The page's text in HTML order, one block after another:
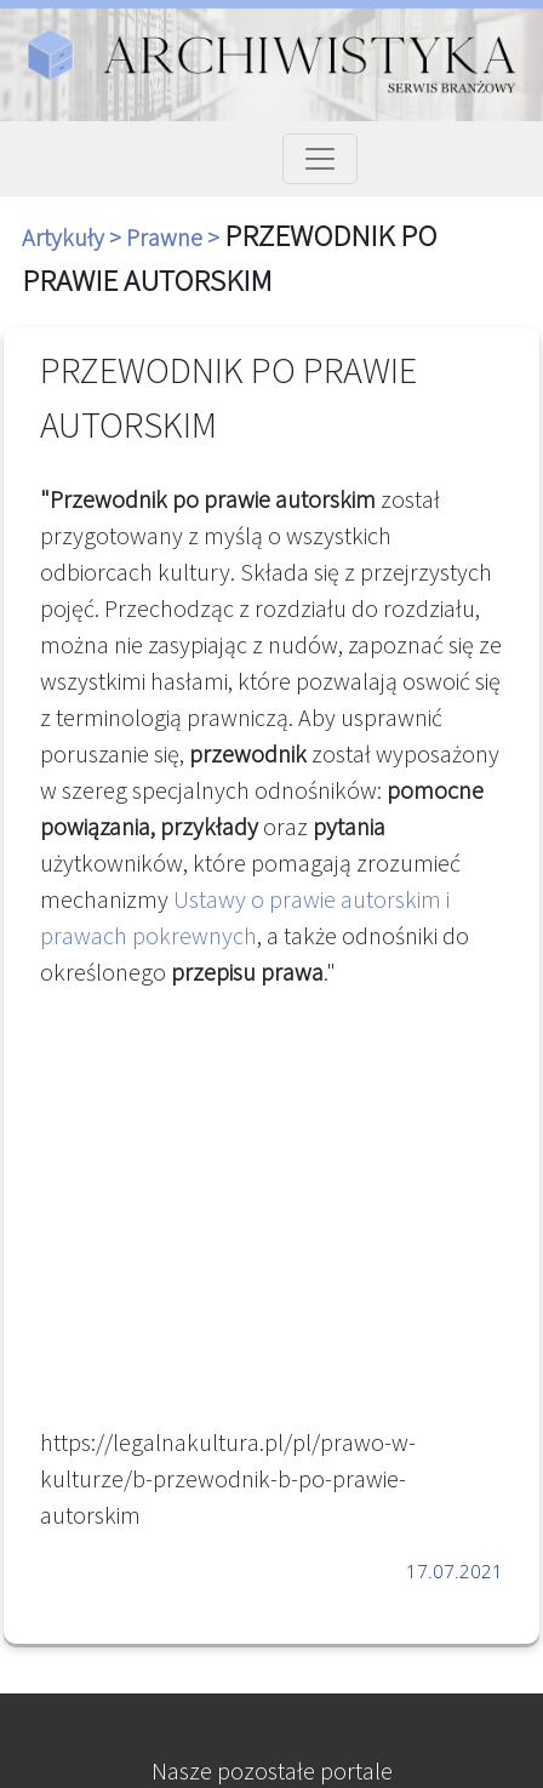
Artykuły > Prawne > PRZEWODNIK PO
PRAWIE AUTORSKIM
PRZEWODNIK PO PRAWIE
AUTORSKIM
"Przewodnik po prawie autorskim został
przygotowany z myślą o wszystkich
odbiorcach kultury. Składa się z przejrzystych
pojęć. Przechodząc z rozdziału do rozdziału,
można nie zasypiając z nudów, zapoznać się ze
wszystkimi hasłami, które pozwalają oswoić się
z terminologią prawniczą. Aby usprawnić
poruszanie się, przewodnikzostał wyposażony
w szereg specjalnych odnośników: pomocne
powiązania, przykładyoraz pytania
użytkowników, które pomagają zrozumieć
mechanizmy Ustawy o prawie autorskim i
prawach pokrewnych, a także odnośniki do
określonego przepisu prawa."
https://legalnakultura.pl/pl/prawo-w-
kulturze/b-przewodnik-b-po-prawie-
autorskim
17.07.2021
Nasze pozostałe portale